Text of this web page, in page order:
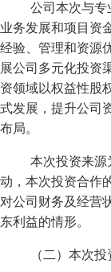
公司本次与
业务发展和项目资
经验、管理和资源
展公司多元化投资
资领域以权益性股
式发展，提升公司
布局。
本次投资来
动，本次投资合作
对公司财务及经营
东利益的情形。
（二）本次